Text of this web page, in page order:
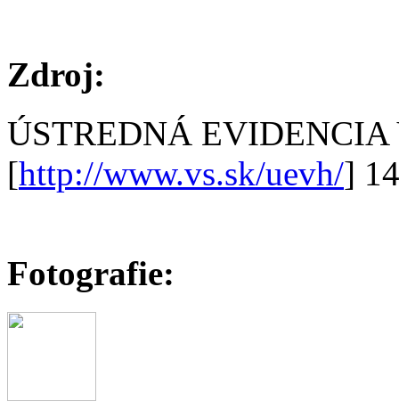
Zdroj:
ÚSTREDNÁ
[http://www.vs.sk/uevh/]
Fotografie: